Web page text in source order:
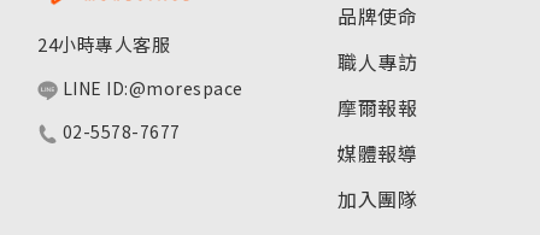
24小時專人客服
LINE ID:@morespace
02-5578-7677
品牌使命
職人專訪
摩爾報報
媒體報導
加入團隊